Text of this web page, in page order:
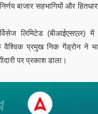
बाजार सहभागियों और
लिमिटेड (बीआईएसएल)
प्रमुख निक गेंड्रोन ने
पर प्रकाश डाला।